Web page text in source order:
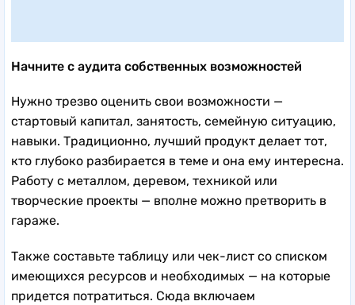
Начните с аудита собственных возможностей
Нужно трезво оценить свои возможности —
стартовый капитал, занятость, семейную ситуацию,
навыки. Традиционно, лучший продукт делает тот,
кто глубоко разбирается в теме и она ему интересна.
Работу с металлом, деревом, техникой или
творческие проекты — вполне можно претворить в
гараже.
Также составьте таблицу или чек-лист со списком
имеющихся ресурсов и необходимых — на которые
придется потратиться. Сюда включаем